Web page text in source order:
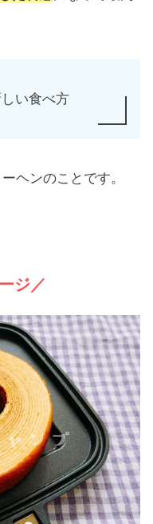
い食べ方
ヘンのことです。
ジ／